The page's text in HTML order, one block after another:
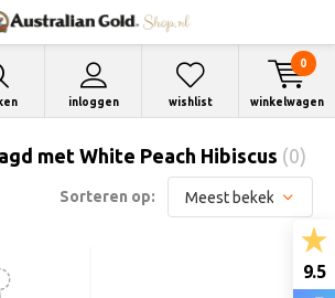
inloggen wishlist winkelwagen
0
met White Peach Hibiscus (0)
Sorteren op:
9.5